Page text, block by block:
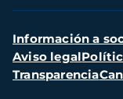
Menú
secundario
Información a
Aviso legal
Transparencia